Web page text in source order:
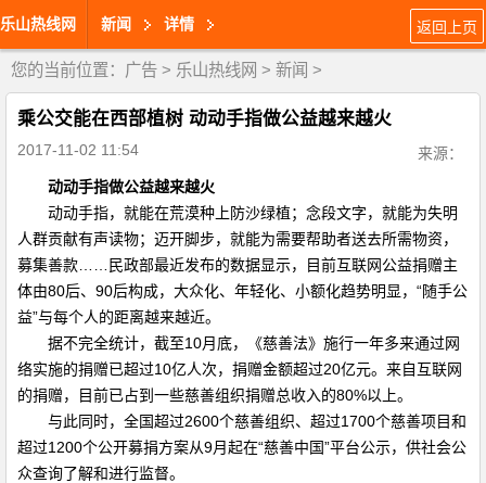
乐山热线网 新闻 详情 返回上页
您的当前位置： 广告 > 乐山热线网 > 新闻 >
乘公交能在西部植树 动动手指做公益越来越火
2017-11-02 11:54
来源：
动动手指做公益越来越火
动动手指，就能在荒漠种上防沙绿植；念段文字，就能为失明
人群贡献有声读物；迈开脚步，就能为需要帮助者送去所需物资，
募集善款……民政部最近发布的数据显示，目前互联网公益捐赠主
体由80后、90后构成，大众化、年轻化、小额化趋势明显，“随手公
益”与每个人的距离越来越近。
据不完全统计，截至10月底，《慈善法》施行一年多来通过网
络实施的捐赠已超过10亿人次，捐赠金额超过20亿元。来自互联网
的捐赠，目前已占到一些慈善组织捐赠总收入的80%以上。
与此同时，全国超过2600个慈善组织、超过1700个慈善项目和
超过1200个公开募捐方案从9月起在“慈善中国”平台公示，供社会公
众查询了解和进行监督。